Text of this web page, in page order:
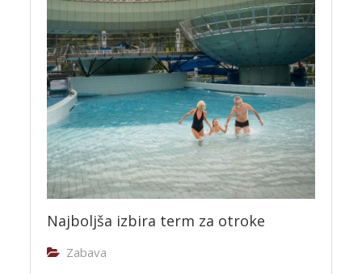
Najboljša izbira term za otroke
Zabava